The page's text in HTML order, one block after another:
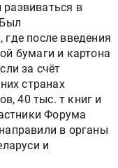
в
после введения
бумаги и картона
за счёт
странах
40 тыс. т книг и
Форума
в органы
и